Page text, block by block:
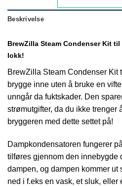
Beskrivelse
BrewZilla Steam Condenser Kit
lokk!
BrewZilla Steam Condenser Kit
brygge inne uten å bruke en
unngår da fuktskader. Den
strømutgifter, da du ikke trenger
bryggeren med dette settet på!
Dampkondensatoren fungerer
tilføres gjennom den innebygde
dampen, og dampen kommer ut
ned i f.eks en vask, et sluk, eller